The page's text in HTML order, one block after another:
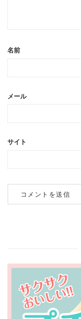
名前
メール
サイト